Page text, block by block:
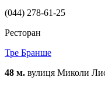
(044) 278-61-25
Ресторан
Тре Бранше
48 м. вулиця Миколи